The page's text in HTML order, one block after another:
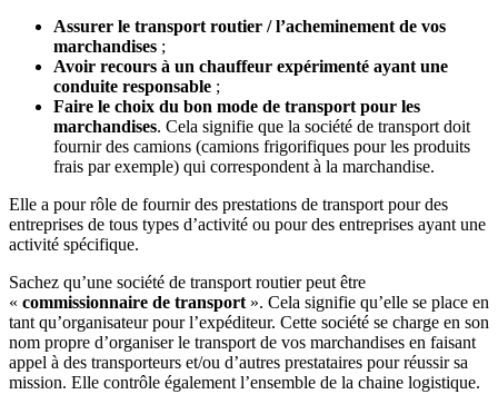
Assurer le transport routier / l’acheminement de vos
marchandises ;
Avoir recours à un chauffeur expérimenté ayant une
conduite responsable ;
Faire le choix du bon mode de transport pour les
marchandises. Cela signifie que la société de transport doit
fournir des camions (camions frigorifiques pour les produits
frais par exemple) qui correspondent à la marchandise.
Elle a pour rôle de fournir des prestations de transport pour des
entreprises de tous types d’activité ou pour des entreprises ayant une
activité spécifique.
Sachez qu’une société de transport routier peut être
« commissionnaire de transport». Cela signifie qu’elle se place en
tant qu’organisateur pour l’expéditeur. Cette société se charge en son
nom propre d’organiser le transport de vos marchandises en faisant
appel à des transporteurs et/ou d’autres prestataires pour réussir sa
mission. Elle contrôle également l’ensemble de la chaine logistique.